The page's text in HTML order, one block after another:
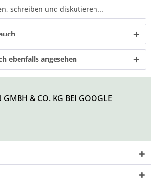
schreiben und diskutieren...
ebenfalls angesehen
GMBH & CO. KG BEI GOOGLE